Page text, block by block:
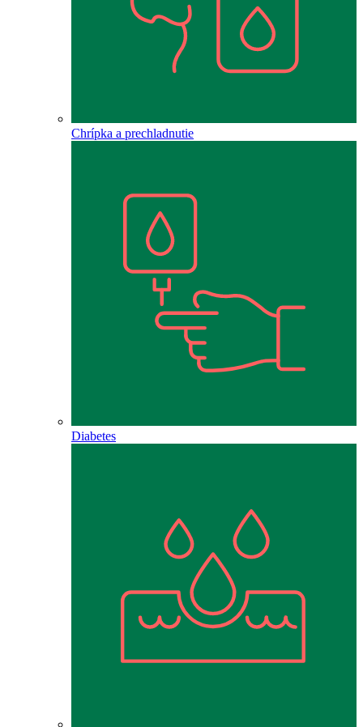
Chrípka a prechladnutie
Diabetes